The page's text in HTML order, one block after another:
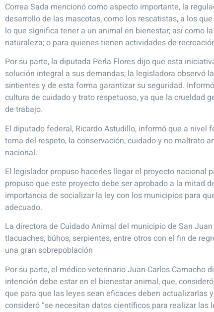
Correa Sada mencionó como aspecto importante, la
desarrollo de las mascotas, como los rescatistas, a los
lo que significa tener a un animal en bienestar; así como
naturaleza; o para quienes tienen actividades de
Por su parte, la diputada Perla Flores dijo que esta
solución integral a sus demandas; la legisladora observó
sintientes y de esta forma garantizar su seguridad.
cultura de cuidado y trato respetuoso, ya que la crueldad
de trabajo.
El diputado federal, Ricardo Astudillo, informó que a
tema del respeto, la conservación, cuidado y no maltrato
nacional.
El legislador propuso hacerles llegar el proyecto nacional
propuso que este proyecto debe ser aprobado a la mitad
importancia de socializar la ley con los municipios para
adecuado.
La directora de Cuidado Animal del municipio de San
tlacuaches, búhos, serpientes, entre otros con el fin de
una gran sobrepoblación
Por su parte, el médico veterinario Juan Carlos
intención debe estar en el bienestar animal, que,
que para que las leyes sean eficaces deben actualizarlas
consideró “se necesitan datos científicos para realizar las